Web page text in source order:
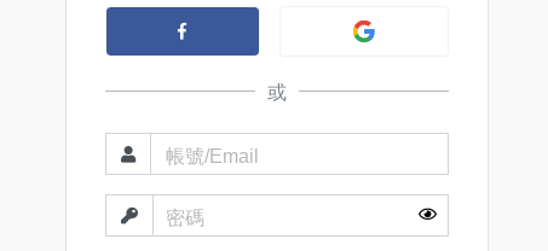
或
帳號/Email
密碼